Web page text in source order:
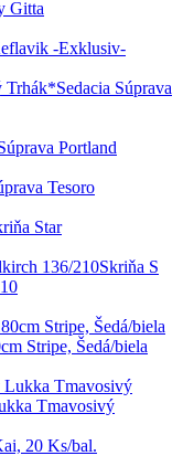
Gitta
-Exklusiv-
Sedacia Súprava
Portland
Tesoro
Star
Skriňa S
Stripe, Šedá/biela
Tmavosivý
20 Ks/bal.